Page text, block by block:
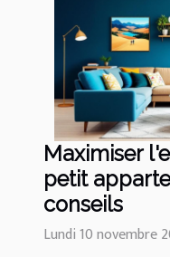
Maximiser
petit
conseils
Lundi 10 novembre